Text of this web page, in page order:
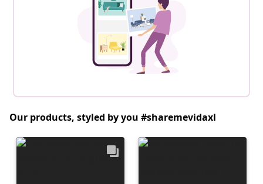
Our products, styled by you #sharemevidaxl